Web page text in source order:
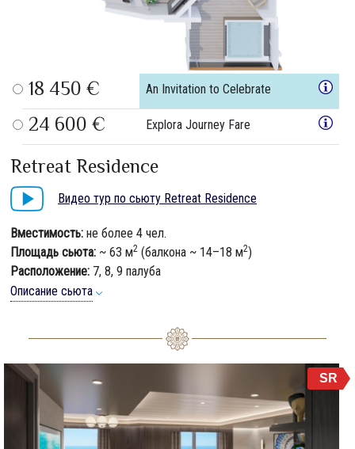
18 450 € An Invitation to Celebrate
24 600 € Explora Journey Fare
Retreat Residence
Видео тур по сьюту Retreat Residence
Вместимость: не более 4 чел.
Площадь сьюта: ~ 63 м2 (балкона ~ 14–18 м2)
Расположение: 7, 8, 9 палуба
Описание сьюта
SR